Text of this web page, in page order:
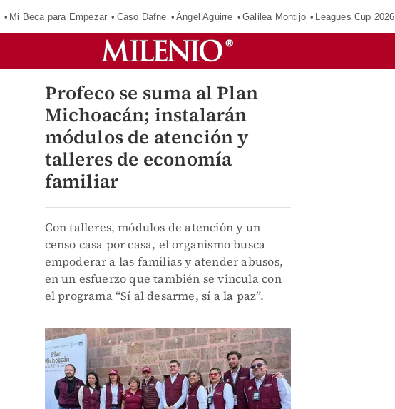
Mi Beca para Empezar Caso Dafne Ángel Aguirre Galilea Montijo Leagues Cup 2026
Profeco se suma al Plan
Michoacán; instalarán
módulos de atención y
talleres de economía
familiar
Con talleres, módulos de atención y un
censo casa por casa, el organismo busca
empoderar a las familias y atender abusos,
en un esfuerzo que también se vincula con
el programa “Sí al desarme, sí a la paz”.